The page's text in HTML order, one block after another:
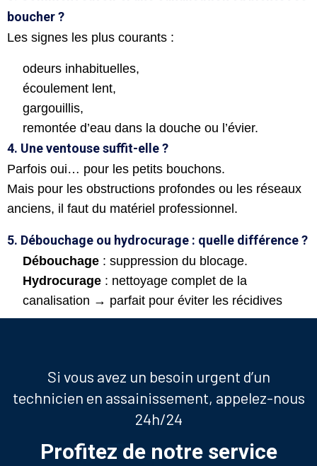
boucher ?
Les signes les plus courants :
odeurs inhabituelles,
écoulement lent,
gargouillis,
remontée d’eau dans la douche ou l’évier.
4. Une ventouse suffit-elle ?
Parfois oui… pour les petits bouchons.
Mais pour les obstructions profondes ou les réseaux
anciens, il faut du matériel professionnel.
5. Débouchage ou hydrocurage : quelle différence ?
Débouchage : suppression du blocage.
Hydrocurage : nettoyage complet de la
canalisation → parfait pour éviter les récidives
Si vous avez un besoin urgent d’un
technicien en assainissement, appelez-nous
24h/24
Profitez de notre service